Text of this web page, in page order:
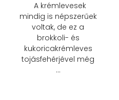
A krémlevesek
mindig is népszerűek
voltak, de ez a
brokkoli- és
kukoricakrémleves
tojásfehérjével még
…